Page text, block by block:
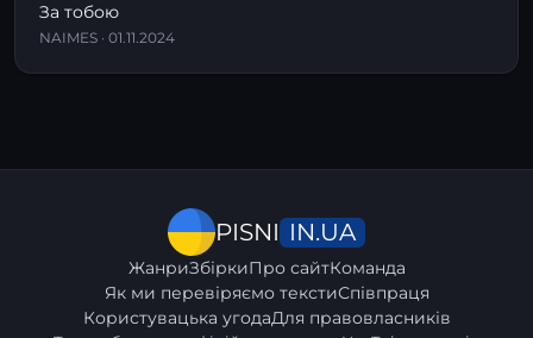
За тобою
NAIMES · 01.11.2024
PISNI IN.UA
ЖанриЗбіркиПро сайтКоманда
Як ми перевіряємо текстиСпівпраця
Користувацька угодаДля правовласників